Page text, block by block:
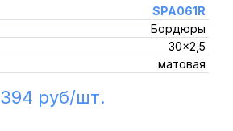
SPA061R
Бордюры
30x2,5
матовая
394 руб/шт.